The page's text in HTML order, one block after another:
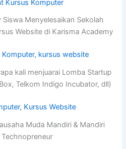
Menyelesaikan Sekolah
Website di Karisma Academy
kali menjuarai Lomba Startup
Telkom Indigo Incubator, dll)
Muda Mandiri & Mandiri